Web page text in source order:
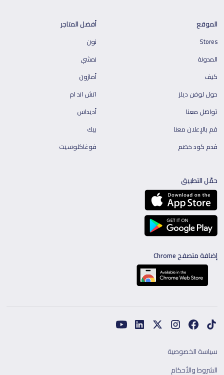
الموقع
Stores
المدونة
كيف
حول لوفن ديلز
تواصل معنا
قم بالإعلان معنا
قدم كود خصم
أفضل المتاجر
نون
نمشي
أمازون
اتش اند ام
أديداس
بيك
فوغاكلوسيت
حمّل التطبيق
إضافة متصفح Chrome
سياسة الخصوصية
الشروط والأحكام